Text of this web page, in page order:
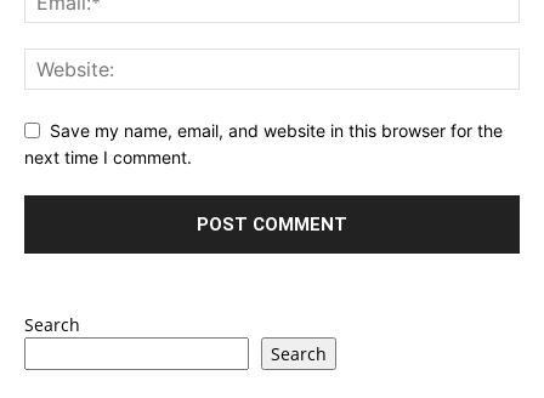
Save my name, email, and website in this browser for the
next time I comment.
Search
Search